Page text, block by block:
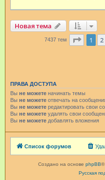
Новая тема
7437 тем 1 2
ПРАВА ДОСТУПА
Вы не можете начинать темы
Вы не можете отвечать на
Вы не можете редактировать свои
Вы не можете удалять свои
Вы не можете добавлять вложения
Список форумов
Создано на основе phpBB®
Русская